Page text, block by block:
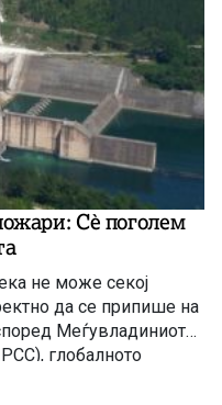
Сè поголем
не може секој
да се припише на
Меѓувладиниот
глобалното
екстремни